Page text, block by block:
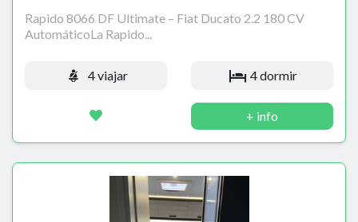
Rapido 8066 DF Ultimate – Fiat Ducato 2.2 180 CV
AutomáticoLa Rapido...
4 viajar 4 dormir
+ info